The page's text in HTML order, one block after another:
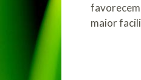
favorecem
maior